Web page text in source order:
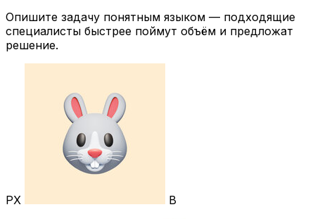
Опишите задачу понятным языком — подходящие
специалисты быстрее поймут объём и предложат
решение.
РХ В